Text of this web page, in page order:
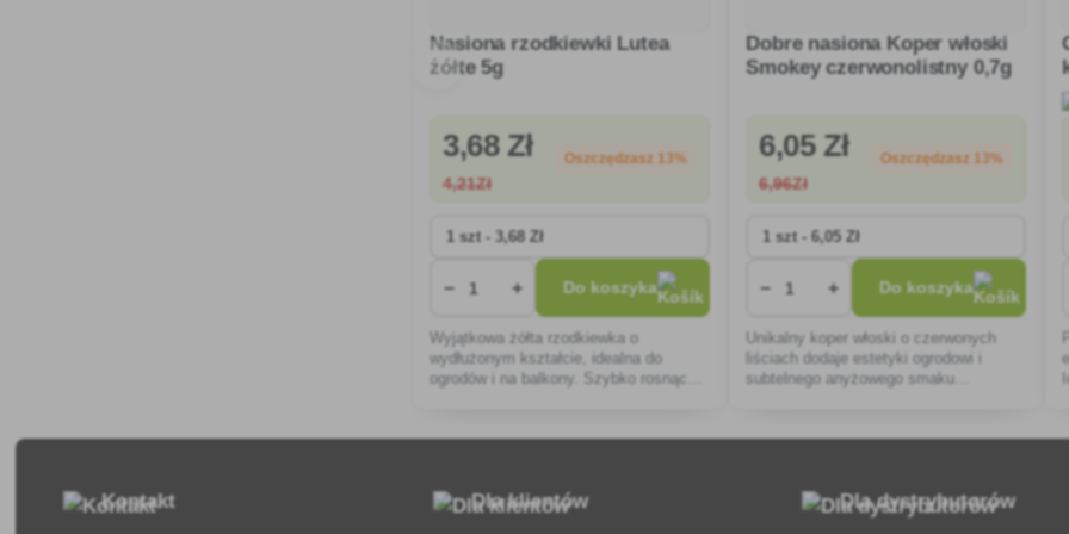
Nasiona rzodkiewki Lutea
żółte 5g
3,68 Zł
4,21Zł
Oszczędzasz 13%
− + Do koszyka
Wyjątkowa żółta rzodkiewka o
wydłużonym kształcie, idealna do
ogrodów i na balkony. Szybko rosnąca,
Dobre nasiona Koper włoski
Smokey czerwonolistny 0,7g
6,05 Zł
6,96Zł
Oszczędzasz 13%
− + Do koszyka
Unikalny koper włoski o czerwonych
liściach dodaje estetyki ogrodowi i
subtelnego anyżowego smaku
trawienie i witalność
Kontakt Dla klientów Dla dystrybutorów